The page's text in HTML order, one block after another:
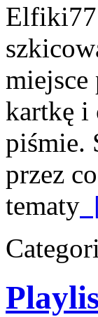
miejsce
kartkę i
piśmie.
przez
tematy